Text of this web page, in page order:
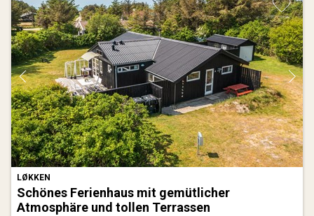
LØKKEN
Schönes Ferienhaus mit gemütlicher
Atmosphäre und tollen Terrassen